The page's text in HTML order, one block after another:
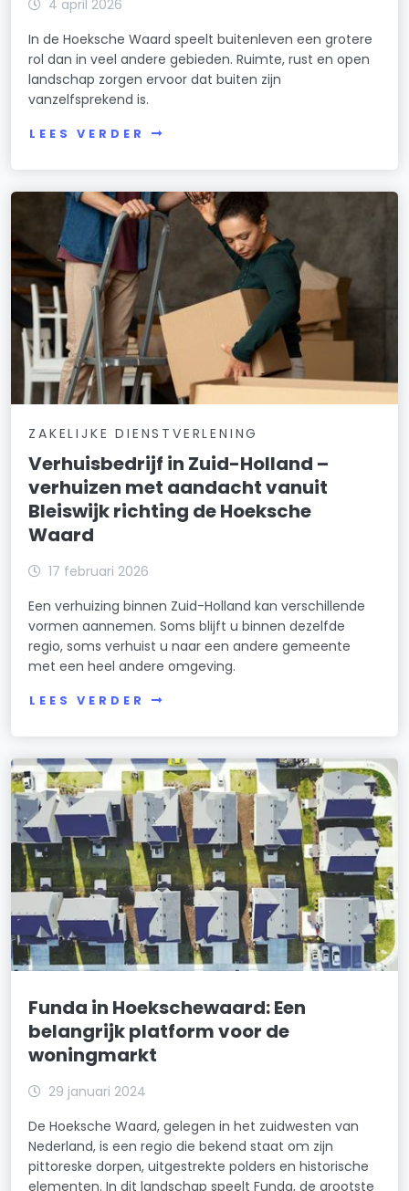
4 april 2026
In de Hoeksche Waard speelt buitenleven een grotere
rol dan in veel andere gebieden. Ruimte, rust en open
landschap zorgen ervoor dat buiten zijn
vanzelfsprekend is.
LEES VERDER
ZAKELIJKE DIENSTVERLENING
Verhuisbedrijf in Zuid-Holland –
verhuizen met aandacht vanuit
Bleiswijk richting de Hoeksche
Waard
17 februari 2026
Een verhuizing binnen Zuid-Holland kan verschillende
vormen aannemen. Soms blijft u binnen dezelfde
regio, soms verhuist u naar een andere gemeente
met een heel andere omgeving.
LEES VERDER
Funda in Hoekschewaard: Een
belangrijk platform voor de
woningmarkt
29 januari 2024
De Hoeksche Waard, gelegen in het zuidwesten van
Nederland, is een regio die bekend staat om zijn
pittoreske dorpen, uitgestrekte polders en historische
elementen. In dit landschap speelt Funda, de grootste